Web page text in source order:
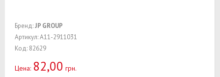
Бренд:JP GROUP
Артикул: A11-2911031
Код: 82629
Цена: 82,00 грн.